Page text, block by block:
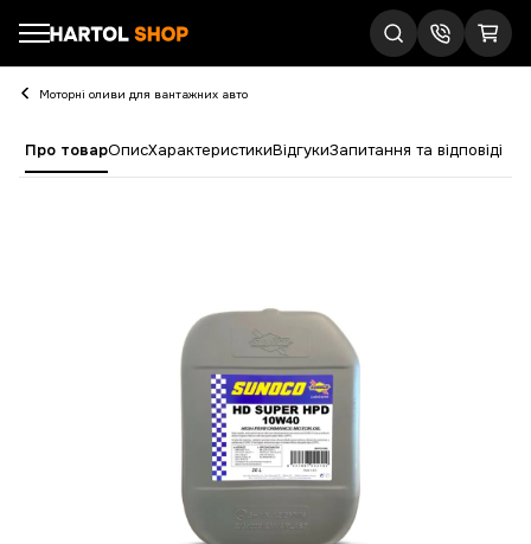
Моторні оливи для вантажних авто
Про товарОписХарактеристикиВідгукиЗапитання та відповіді